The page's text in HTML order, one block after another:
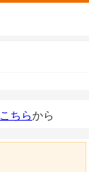
こちらから